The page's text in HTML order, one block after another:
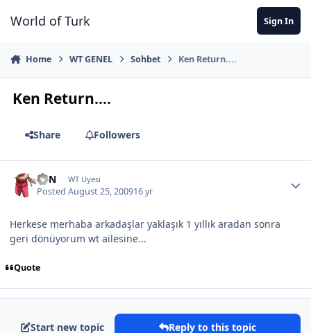
World of Turk Sign In
Home WT GENEL Sohbet Ken Return....
Ken Return....
Share Followers
KEN WT Uyesi
PostedAugust 25, 200916 yr
Herkese merhaba arkadaşlar yaklaşık 1 yıllık aradan sonra
geri dönüyorum wt ailesine...
Quote
Start new topic Reply to this topic